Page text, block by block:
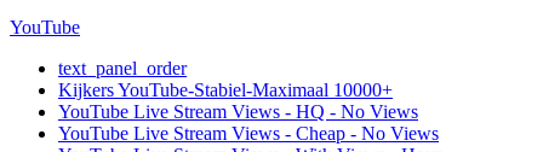
YouTube
text_panel_order
Kijkers YouTube-Stabiel-Maximaal 10000+
YouTube Live Stream Views - HQ - No Views
YouTube Live Stream Views - Cheap - No Views